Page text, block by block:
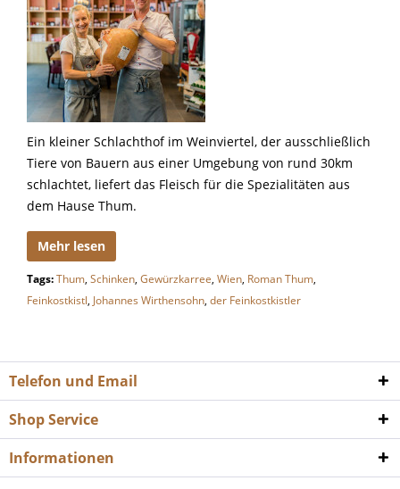
Ein kleiner Schlachthof im Weinviertel, der ausschließlich
Tiere von Bauern aus einer Umgebung von rund 30km
schlachtet, liefert das Fleisch für die Spezialitäten aus
dem Hause Thum.
Mehr lesen
Tags:Thum, Schinken, Gewürzkarree, Wien, Roman Thum,
Feinkostkistl, Johannes Wirthensohn, der Feinkostkistler
Telefon und Email
Shop Service
Informationen